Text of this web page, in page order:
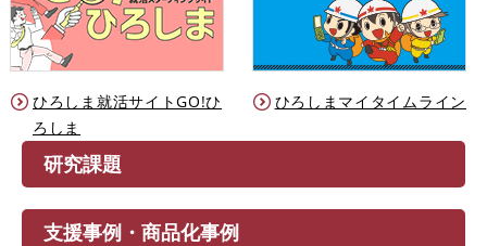
ひろしま就活サイトGO!ひ
ろしま
ひろしまマイタイムライン
研究課題
支援事例・商品化事例